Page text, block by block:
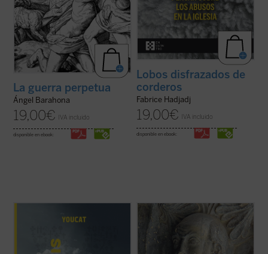
La guerra perpetua
Ángel Barahona
19,00€ IVA incluido
disponible en ebook:
Lobos disfrazados de
corderos
Fabrice Hadjadj
19,00€ IVA incluido
disponible en ebook:
es el manual para todo el que
profunda en la gente joven. Una
introducción general a la catequesis
Los ojos de la
continúa representando una concepción
teológica muy significativa en la historia
moderna de las explicaciones acerca de la
fe cristiana. En medio de la multiplicidad de
estas, centradas unas ...